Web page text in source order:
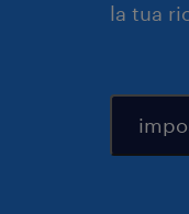
la tua